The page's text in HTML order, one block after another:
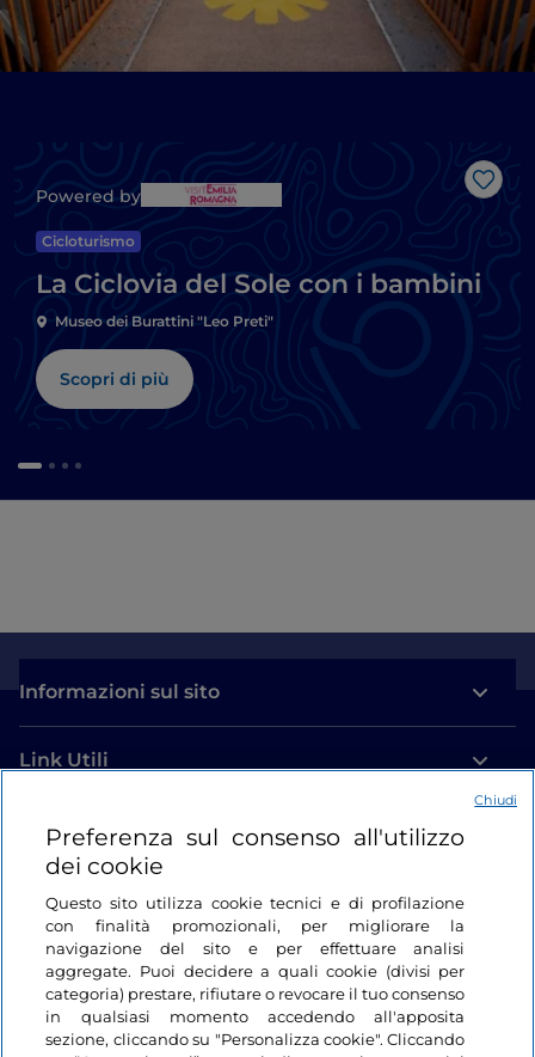
Like
Powered by
Cicloturismo
La Ciclovia del Sole con i bambini
Museo dei Burattini "Leo Preti"
Scopri di più
Informazioni sul sito
Link Utili
Login
Restiamo in contatto
Preferenza sul consenso all'utilizzo
dei cookie
Questo sito utilizza cookie tecnici e di profilazione
con finalità promozionali, per migliorare la
navigazione del sito e per effettuare analisi
aggregate. Puoi decidere a quali cookie (divisi per
categoria) prestare, rifiutare o revocare il tuo consenso
in qualsiasi momento accedendo all'apposita
sezione, cliccando su "Personalizza cookie". Cliccando
Chiudi